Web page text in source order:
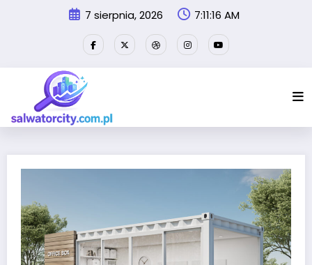
7 sierpnia, 2026 7:11:17 AM